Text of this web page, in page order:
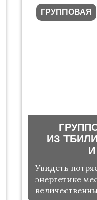
ГРУППОВАЯ
ИЗ
Увидеть
энергетике